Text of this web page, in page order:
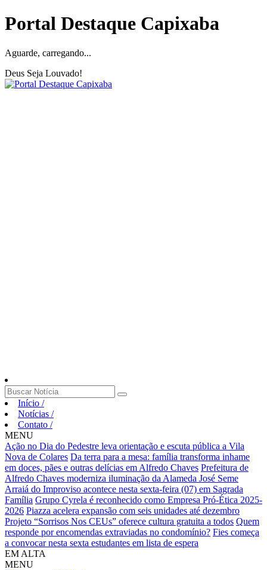
Portal Destaque Capixaba
Aguarde, carregando...
Deus Seja Louvado!
Início /
Notícias /
Contato /
MENU
Ação no Dia do Pedestre leva orientação e escuta pública a Vila
Nova de Colares Da terra para a mesa: família transforma inhame
em doces, pães e outras delícias em Alfredo Chaves Prefeitura de
Alfredo Chaves moderniza iluminação da Alameda José Seme
Arraiá do Improviso acontece nesta sexta-feira (07) em Sagrada
Família Grupo Cyrela é reconhecido como Empresa Pró-Ética 2025-
2026 Piazza acelera expansão com seis unidades até dezembro
Projeto “Sorrisos Nos CEUs” oferece cultura gratuita a todos Quem
responde por encomendas extraviadas no condomínio? Fies começa
a convocar nesta sexta estudantes em lista de espera
EM ALTA
MENU